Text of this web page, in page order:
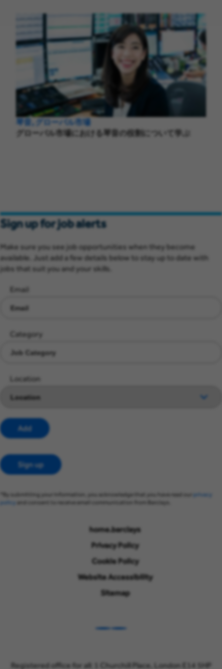
琴音, グローバル市場
グローバル市場における琴音の役割について学ぶ
Sign up for job alerts
Make sure you see job opportunities when they become
available. Just add a few details below to stay up to date with
jobs that suit you and your skills.
Email
Category
Location
Add
Sign up
*By submitting your information, you acknowledge that you have read our
privacy
policy
and consent to receive email communication from Barclays.
home.barclays
Privacy Policy
Cookie Policy
Website Accessibility
Sitemap
LinkedInInstagram
Registered office for all: 1 Churchill Place, London E14 5HP